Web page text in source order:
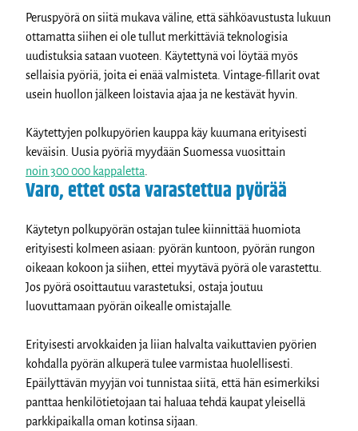
Peruspyörä on siitä mukava väline, että sähköavustusta lukuun
ottamatta siihen ei ole tullut merkittäviä teknologisia
uudistuksia sataan vuoteen. Käytettynä voi löytää myös
sellaisia pyöriä, joita ei enää valmisteta. Vintage-fillarit ovat
usein huollon jälkeen loistavia ajaa ja ne kestävät hyvin.
Käytettyjen polkupyörien kauppa käy kuumana erityisesti
keväisin. Uusia pyöriä myydään Suomessa vuosittain
noin 300 000 kappaletta.
Varo, ettet osta varastettua pyörää
Käytetyn polkupyörän ostajan tulee kiinnittää huomiota
erityisesti kolmeen asiaan: pyörän kuntoon, pyörän rungon
oikeaan kokoon ja siihen, ettei myytävä pyörä ole varastettu.
Jos pyörä osoittautuu varastetuksi, ostaja joutuu
luovuttamaan pyörän oikealle omistajalle.
Erityisesti arvokkaiden ja liian halvalta vaikuttavien pyörien
kohdalla pyörän alkuperä tulee varmistaa huolellisesti.
Epäilyttävän myyjän voi tunnistaa siitä, että hän esimerkiksi
panttaa henkilötietojaan tai haluaa tehdä kaupat yleisellä
parkkipaikalla oman kotinsa sijaan.